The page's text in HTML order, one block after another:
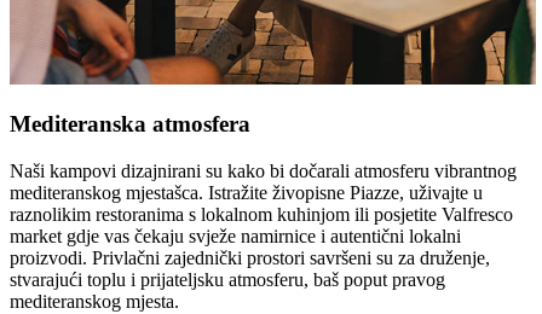
Mediteranska atmosfera
Naši kampovi dizajnirani su kako bi dočarali atmosferu vibrantnog
mediteranskog mjestašca. Istražite živopisne Piazze, uživajte u
raznolikim restoranima s lokalnom kuhinjom ili posjetite Valfresco
market gdje vas čekaju svježe namirnice i autentični lokalni
proizvodi. Privlačni zajednički prostori savršeni su za druženje,
stvarajući toplu i prijateljsku atmosferu, baš poput pravog
mediteranskog mjesta.